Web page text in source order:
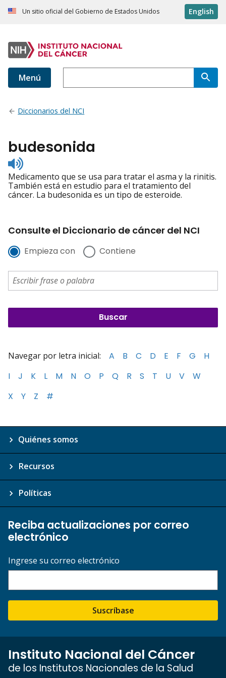
Un sitio oficial del Gobierno de Estados Unidos English
Menú
Diccionarios del NCI
budesonida
Listen
to
pronunciation
Medicamento que se usa para tratar el asma y la rinitis.
También está en estudio para el tratamiento del
cáncer. La budesonida es un tipo de esteroide.
Consulte el Diccionario de cáncer del NCI
Empieza con Contiene
Navegar por letra inicial: A B C D E F G
H
I
J K L M N O P Q R S T U V
W
X
Y Z #
Quiénes somos
Recursos
Políticas
Reciba actualizaciones por correo
electrónico
Ingrese su correo electrónico
Suscríbase
Instituto Nacional del Cáncer
de los Institutos Nacionales de la Salud